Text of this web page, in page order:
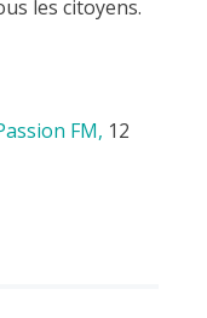
les citoyens.
FM, 12